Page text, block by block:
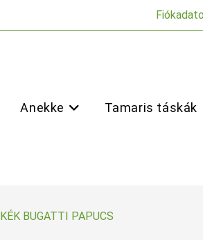
Anekke Tamaris táskák
KÉK BUGATTI PAPUCS